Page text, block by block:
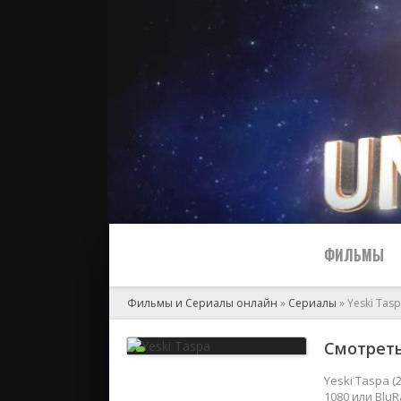
ФИЛЬМЫ
2024
Фильмы и Сериалы онлайн » Сериалы » Yeski
Yeski Taspa
1080 или